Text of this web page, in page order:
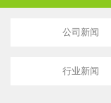
公司新闻
行业新闻